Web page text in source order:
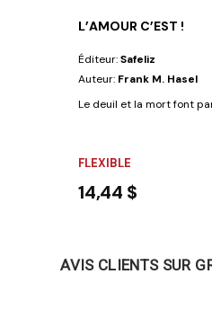
L’AMOUR C’EST !
Éditeur:Safeliz
Auteur: Frank M. Hasel
Le deuil et la mort font
FLEXIBLE
14,44 $
AVIS CLIENTS SUR